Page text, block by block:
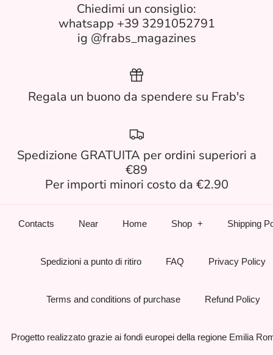
Chiedimi un consiglio:
whatsapp +39 3291052791
ig @frabs_magazines
Regala un buono da spendere su Frab's
Spedizione GRATUITA per ordini superiori a
€89
Per importi minori costo da €2.90
Contacts Near Home Shop Shipping
Spedizioni a punto di ritiro FAQ Privacy Policy
Terms and conditions of purchase Refund Policy
Progetto realizzato grazie ai fondi europei della regione Emilia